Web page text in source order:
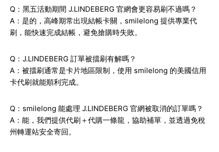
Q：黑五活動期間 J.LINDEBERG 官網會更容易刷不過嗎？
A：是的，高峰期常出現結帳卡關，smilelong 提供專業代
刷，能快速完成結帳，避免搶購時失敗。
Q：J.LINDEBERG 訂單被擋刷有解嗎？
A：被擋刷通常是卡片地區限制，使用 smilelong 的美國信用
卡代刷就能順利完成。
Q：smilelong 能處理 J.LINDEBERG 官網被取消的訂單嗎？
A：能，我們提供代刷＋代購一條龍，協助補單，並透過免稅
州轉運站安全寄回。